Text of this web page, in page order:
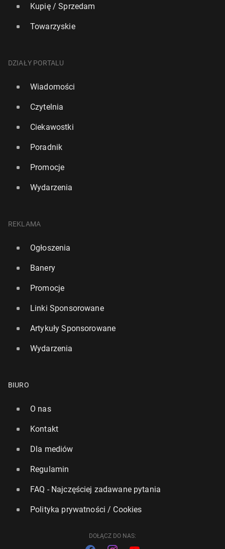
dzie­la kobiety od męż­czyzn
28 czerwca, 10:00
mier­ną tu­ry­sty­ką
27 czerwca, 10:00
Kupię / Sprzedam
Towarzyskie
DZIAŁY PORTALU
Wiadomości
Czytelnia
Ciekawostki
Poradnik
Promocje
Wydarzenia
REKLAMA
Ogłoszenia
Banery
Promocje
Linki Sponsorowane
Artykuły Sponsorowane
Wydarzenia
BIURO
O nas
Kontakt
Dla mediów
Regulamin
FAQ - Najczęściej zadawane pytania
Polityka prywatności / Cookies
DOŁĄCZ DO NAS: